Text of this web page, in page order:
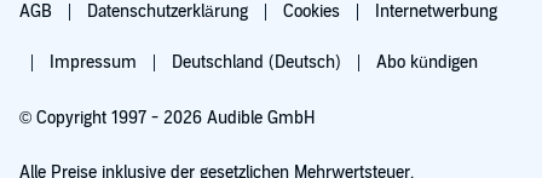
AGB Datenschutzerklärung Cookies Internetwerbung
Impressum Deutschland (Deutsch) Abo kündigen
© Copyright 1997 - 2026 Audible GmbH
Alle Preise inklusive der gesetzlichen Mehrwertsteuer.